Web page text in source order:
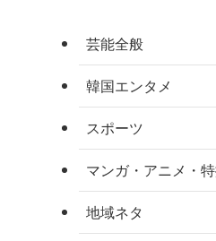
芸能全般
韓国エンタメ
スポーツ
マンガ・アニメ・
地域ネタ